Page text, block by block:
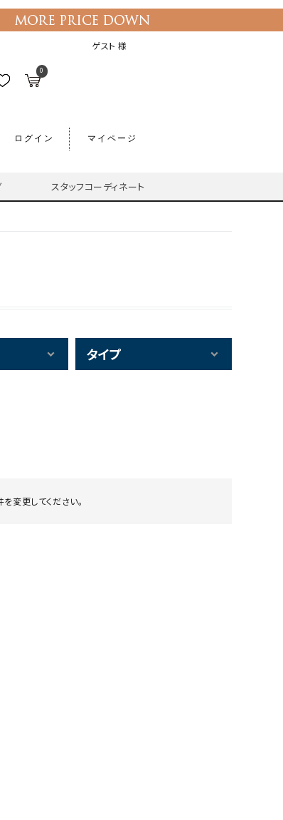
ゲスト 様
0
ログイン マイページ
スタッフコーディネート
タイプ
変更してください。